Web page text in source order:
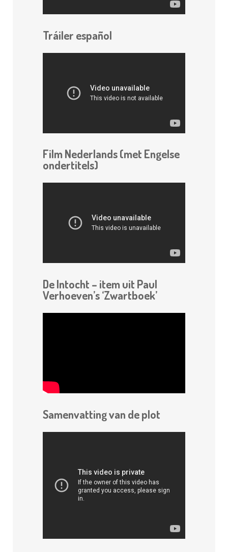
Tráiler español
Film Nederlands (met Engelse
ondertitels)
De Intocht – item uit Paul
Verhoeven’s ‘Zwartboek’
Samenvatting van de plot